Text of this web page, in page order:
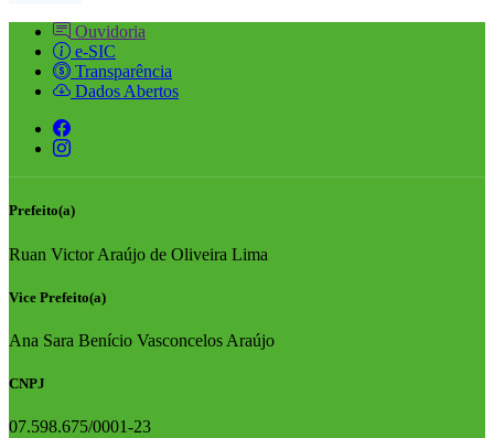
Ouvidoria
e-SIC
Transparência
Dados Abertos
Prefeito(a)
Ruan Victor Araújo de Oliveira Lima
Vice Prefeito(a)
Ana Sara Benício Vasconcelos Araújo
CNPJ
07.598.675/0001-23